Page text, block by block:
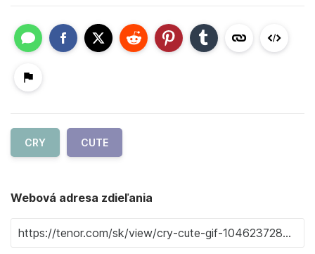
CRY CUTE
Webová adresa zdieľania